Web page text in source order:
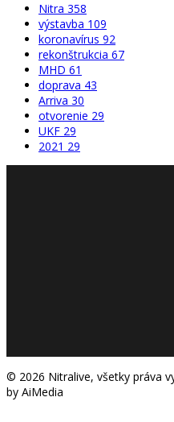
Nitra 358
výstavba 109
koronavírus 92
rekonštrukcia 67
MHD 61
doprava 43
Arriva 30
otvorenie 29
UKF 29
2021 29
© 2026 Nitralive, všetky práva
by AiMedia